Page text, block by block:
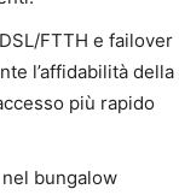
FTTH e failover
l’affidabilità della
più rapido
bungalow